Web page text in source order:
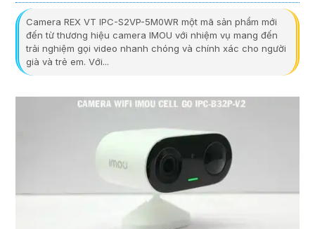
Camera REX VT IPC-S2VP-5M0WR một mã sản phẩm mới
đến từ thương hiệu camera IMOU với nhiệm vụ mang đến
trải nghiệm gọi video nhanh chóng và chính xác cho người
già và trẻ em. Với...